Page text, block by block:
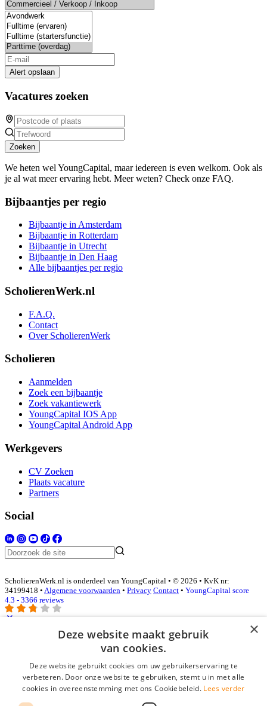
Alert opslaan
Vacatures zoeken
Zoeken
We heten wel YoungCapital, maar iedereen is even welkom. Ook als
je al wat meer ervaring hebt. Meer weten? Check onze FAQ.
Bijbaantjes per regio
Bijbaantje in Amsterdam
Bijbaantje in Rotterdam
Bijbaantje in Utrecht
Bijbaantje in Den Haag
Alle bijbaantjes per regio
ScholierenWerk.nl
F.A.Q.
Contact
Over ScholierenWerk
Scholieren
Aanmelden
Zoek een bijbaantje
Zoek vakantiewerk
YoungCapital IOS App
YoungCapital Android App
Werkgevers
CV Zoeken
Plaats vacature
Partners
Social
ScholierenWerk.nl is onderdeel van YoungCapital • © 2026 • KvK nr:
34199418 • Algemene voorwaarden • Privacy Contact • YoungCapital score
4.3 - 3366 reviews
Inloggen als bedrijf
E-mail*
Wachtwoord
×
Deze website maakt gebruik
van cookies.
Deze website gebruikt cookies om uw gebruikerservaring te
verbeteren. Door onze website te gebruiken, stemt u in met alle
cookies in overeenstemming met ons Cookiebeleid. Lees verder